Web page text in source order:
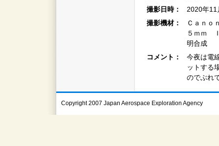
撮影日時：
2020年
撮影機材：
Ｃａｎ
５ｍｍ
明合成
コメント：
今夜は電
ットする
のでぶれ
Copyright 2007 Japan Aerospace Exploration Agency